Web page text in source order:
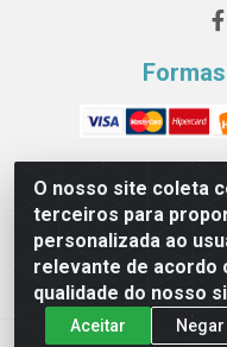
O nosso site coleta
terceiros para
personalizada ao
relevante de acordo
qualidade do nosso
Aceitar
Novesete
Terminal Intermodal da
CNPJ